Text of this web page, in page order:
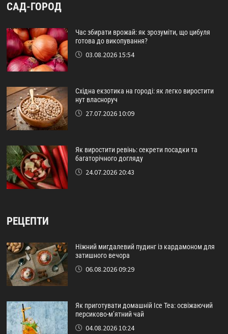
САД-ГОРОД
Час збирати врожай: як зрозуміти, що цибуля
готова до викопування?
03.08.2026 15:54
Східна екзотика на городі: як легко виростити
нут власноруч
27.07.2026 10:09
Як виростити ревінь: секрети посадки та
багаторічного догляду
24.07.2026 20:43
РЕЦЕПТИ
Ніжний мигдалевий пудинг із кардамоном для
затишного вечора
06.08.2026 09:29
Як приготувати домашній Ice Tea: освіжаючий
персиково-м’ятний чай
04.08.2026 10:24